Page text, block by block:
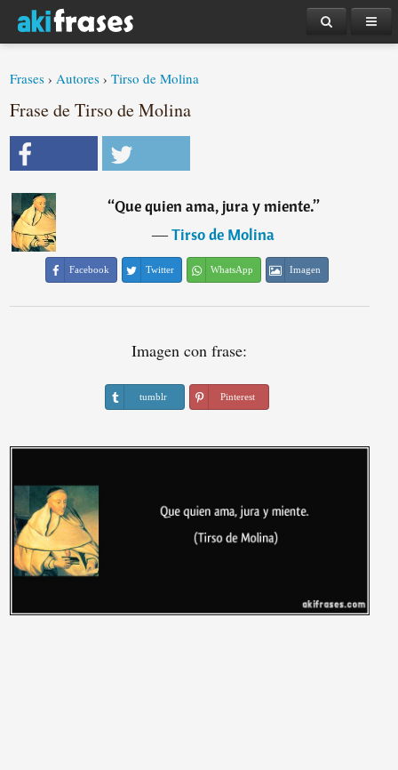
Frases ›Autores ›Tirso de Molina
Frase de Tirso de Molina
“Que quien ama, jura y miente.”
―Tirso de Molina
Facebook Twitter WhatsApp Imagen
Imagen con frase:
tumblr Pinterest